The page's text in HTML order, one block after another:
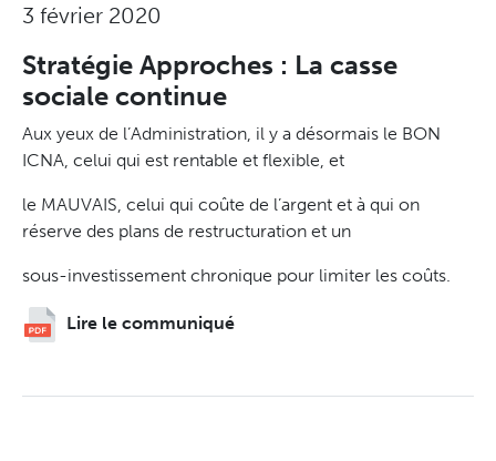
3 février 2020
Stratégie Approches : La casse
sociale continue
Aux yeux de l’Administration, il y a désormais le BON
ICNA, celui qui est rentable et flexible, et
le MAUVAIS, celui qui coûte de l’argent et à qui on
réserve des plans de restructuration et un
sous-investissement chronique pour limiter les coûts.
Lire le communiqué